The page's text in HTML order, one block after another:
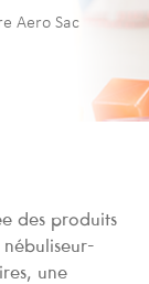
Aero Sac
des produits
nébuliseur-
une